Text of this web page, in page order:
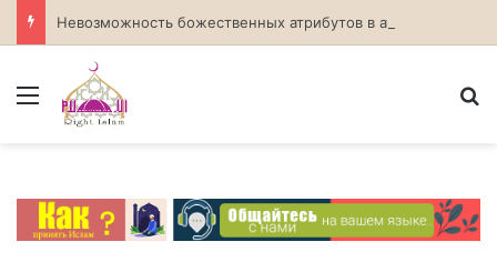
Невозможность божественных атрибутов в атеизме
Menu